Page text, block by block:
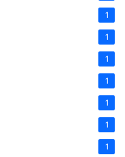
1
1
1
1
1
1
1